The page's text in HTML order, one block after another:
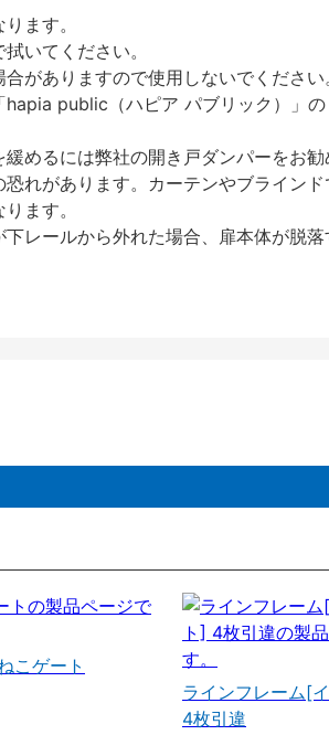
ます。
いてください。
がありますので使用しないでください
public（ハピア パブリック）」
めるには弊社の開き戸ダンパーをお勧
があります。カーテンやブラインド
ます。
レールから外れた場合、扉本体が脱落
こゲート
ラインフレーム[
4枚引違